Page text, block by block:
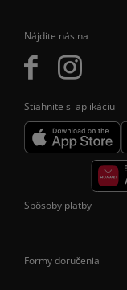
Nájdite nás na
Stiahnite si aplikáciu
Spôsoby platby
Formy doručenia